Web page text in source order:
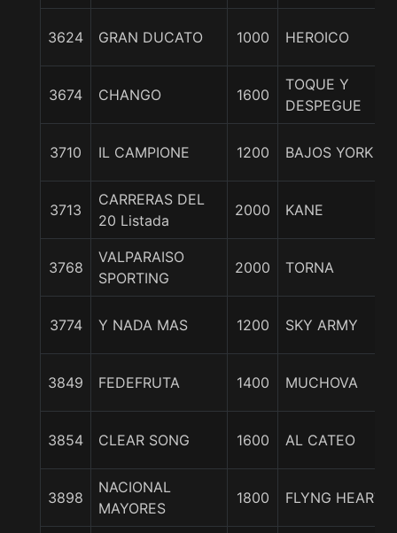
3624 GRAN DUCATO 1000 HEROICO
3674 CHANGO 1600
TOQUE Y
DESPEGUE
3710 IL CAMPIONE 1200 BAJOS YORK
3713
CARRERAS DEL
20 Listada
2000 KANE
3768
VALPARAISO
SPORTING
2000 TORNA
3774 Y NADA MAS 1200 SKY ARMY
3849 FEDEFRUTA 1400 MUCHOVA
3854 CLEAR SONG 1600 AL CATEO
3898
NACIONAL
MAYORES
1800 FLYNG HEARTS